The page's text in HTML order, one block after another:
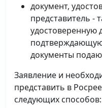
документ,
представитель -
удостоверенную
документы
Заявление и
представить в
следующих способов: